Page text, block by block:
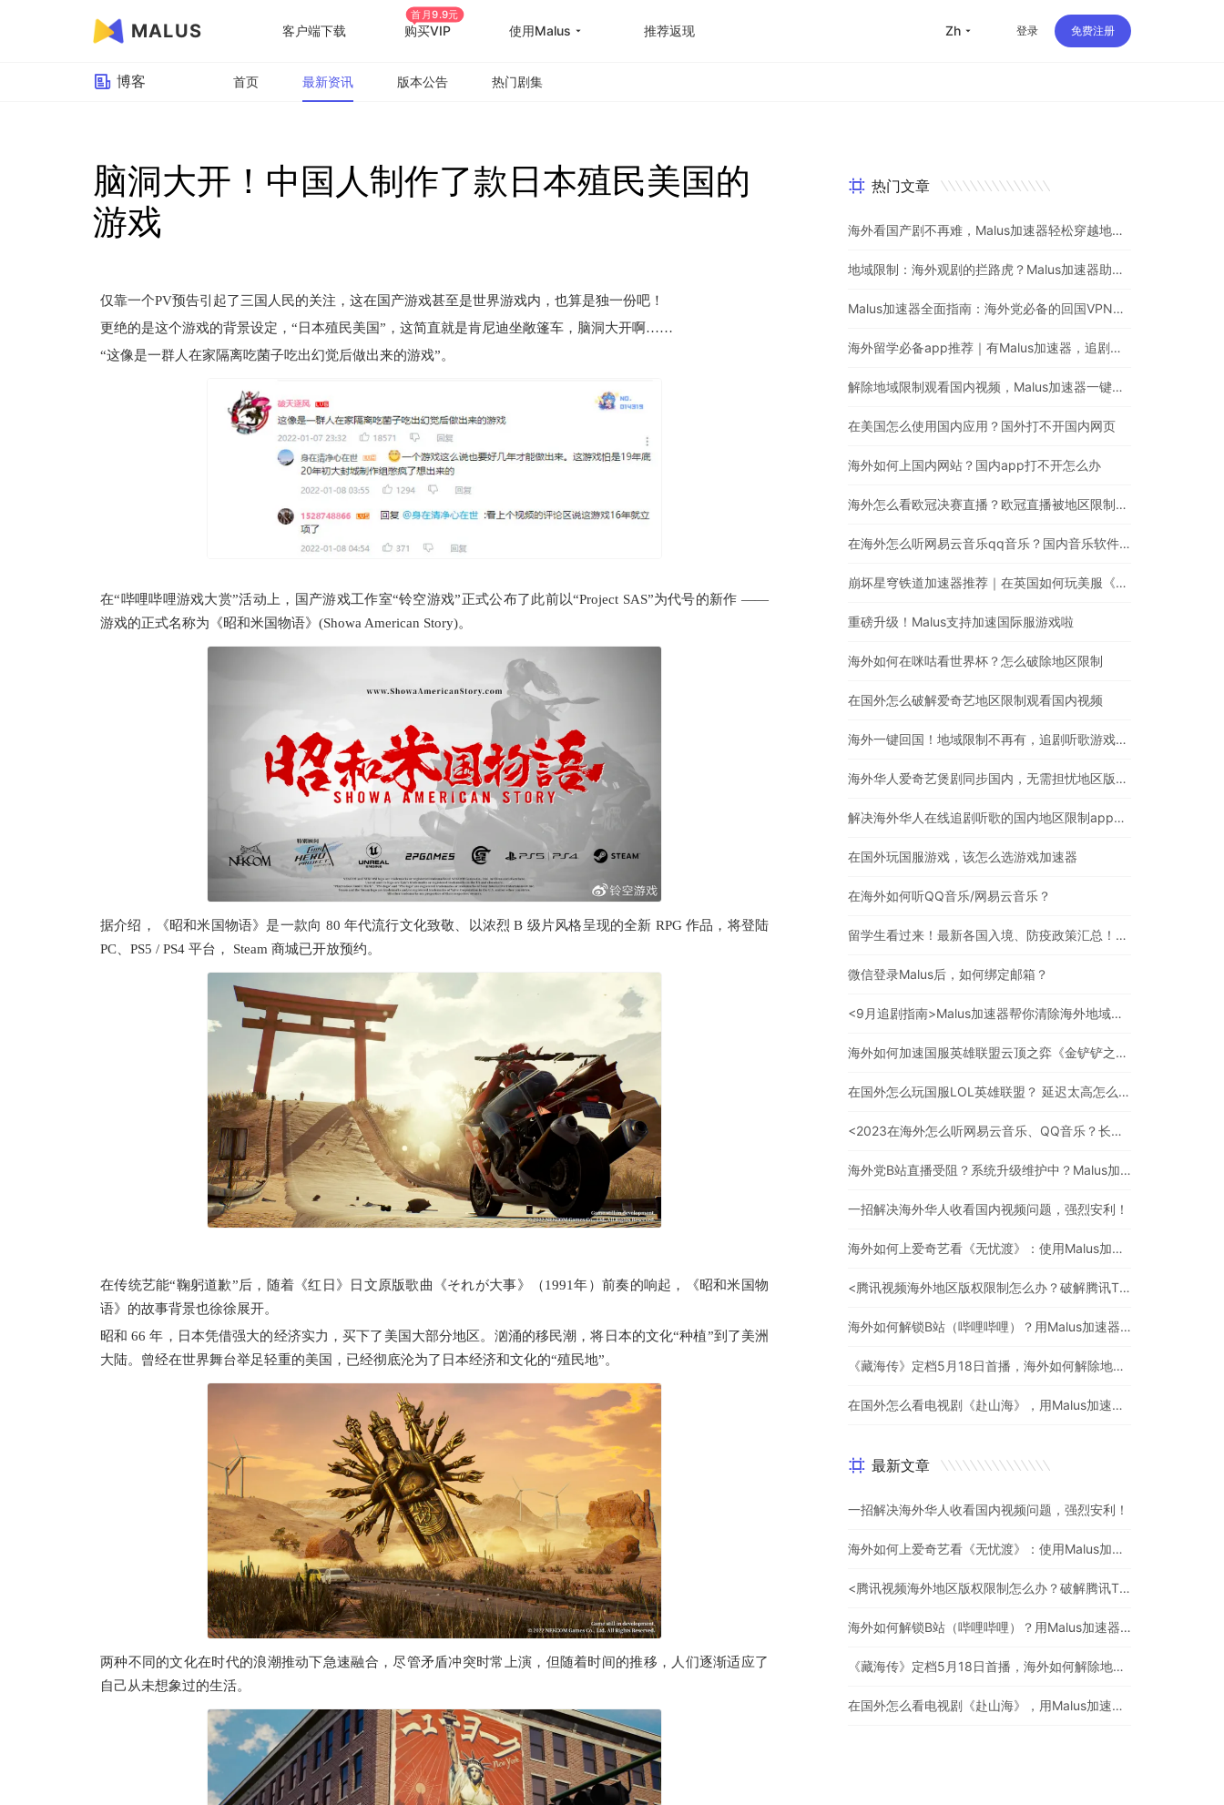
MALUS 客户端下载 购买VIP
首月9.9元
使用Malus 推荐返现 zh 登录 免费注册
博客 首页 最新资讯 版本公告 热门剧集
脑洞大开！中国人制作了款日本殖民美国的
游戏
仅靠一个PV预告引起了三国人民的关注，这在国产游戏甚至是世界游戏内，也算是独一份吧！
更绝的是这个游戏的背景设定，“日本殖民美国”，这简直就是肯尼迪坐敞篷车，脑洞大开啊……
“这像是一群人在家隔离吃菌子吃出幻觉后做出来的游戏”。
在“哔哩哔哩游戏大赏”活动上，国产游戏工作室“铃空游戏”正式公布了此前以“Project SAS”为代号的新作 ——
游戏的正式名称为《昭和米国物语》(Showa American Story)。
据介绍，《昭和米国物语》是一款向 80 年代流行文化致敬、以浓烈 B 级片风格呈现的全新 RPG 作品，将登陆
PC、PS5 / PS4 平台， Steam 商城已开放预约。
在传统艺能“鞠躬道歉”后，随着《红日》日文原版歌曲《それが大事》（1991年）前奏的响起，《昭和米国物
语》的故事背景也徐徐展开。
昭和 66 年，日本凭借强大的经济实力，买下了美国大部分地区。汹涌的移民潮，将日本的文化“种植”到了美洲
大陆。曾经在世界舞台举足轻重的美国，已经彻底沦为了日本经济和文化的“殖民地”。
两种不同的文化在时代的浪潮推动下急速融合，尽管矛盾冲突时常上演，但随着时间的推移，人们逐渐适应了
自己从未想象过的生活。
热门文章
海外看国产剧不再难，Malus加速器轻松穿越地理屏障
地域限制：海外观剧的拦路虎？Malus加速器助你一键突破
Malus加速器全面指南：海外党必备的回国VPN与追剧神器
海外留学必备app推荐｜有Malus加速器，追剧听歌游戏不用愁
解除地域限制观看国内视频，Malus加速器一键解决海外党烦恼
在美国怎么使用国内应用？国外打不开国内网页
海外如何上国内网站？国内app打不开怎么办
海外怎么看欧冠决赛直播？欧冠直播被地区限制？在国外怎么看国内视频
在海外怎么听网易云音乐qq音乐？国内音乐软件有版权限制解决方法
崩坏星穹铁道加速器推荐｜在英国如何玩美服《崩坏：星穹铁道》
重磅升级！Malus支持加速国际服游戏啦
海外如何在咪咕看世界杯？怎么破除地区限制
在国外怎么破解爱奇艺地区限制观看国内视频
海外一键回国！地域限制不再有，追剧听歌游戏全都行
海外华人爱奇艺煲剧同步国内，无需担忧地区版权限制
解决海外华人在线追剧听歌的国内地区限制app，强烈安利
在国外玩国服游戏，该怎么选游戏加速器
在海外如何听QQ音乐/网易云音乐？
留学生看过来！最新各国入境、防疫政策汇总！（文末有福利）
微信登录Malus后，如何绑定邮箱？
<9月追剧指南>Malus加速器帮你清除海外地域限制，实现追剧自由！
海外如何加速国服英雄联盟云顶之弈《金铲铲之战》？
在国外怎么玩国服LOL英雄联盟？ 延迟太高怎么办？
<2023在海外怎么听网易云音乐、QQ音乐？长久有效的方法来了>
海外党B站直播受阻？系统升级维护中？Malus加速器帮你一步解决真问题
一招解决海外华人收看国内视频问题，强烈安利！
海外如何上爱奇艺看《无忧渡》：使用Malus加速器一键解除地域限制
<腾讯视频海外地区版权限制怎么办？破解腾讯TV地域限制的办法>
海外如何解锁B站（哔哩哔哩）？用Malus加速器解除地域限制，一键流畅追番
《藏海传》定档5月18日首播，海外如何解除地区限制追剧
在国外怎么看电视剧《赴山海》，用Malus加速器一键解锁地区限制
最新文章
一招解决海外华人收看国内视频问题，强烈安利！
海外如何上爱奇艺看《无忧渡》：使用Malus加速器一键解除地域限制
<腾讯视频海外地区版权限制怎么办？破解腾讯TV地域限制的办法>
海外如何解锁B站（哔哩哔哩）？用Malus加速器解除地域限制，一键流畅追番
《藏海传》定档5月18日首播，海外如何解除地区限制追剧
在国外怎么看电视剧《赴山海》，用Malus加速器一键解锁地区限制